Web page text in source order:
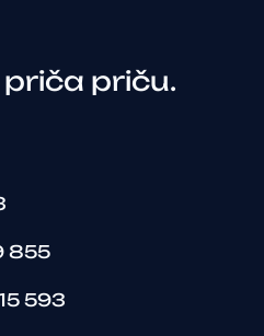
priču.
855
593